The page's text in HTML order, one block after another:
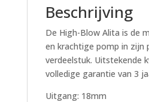
Beschrijving
De High-Blow Alita is de
en krachtige pomp in zijn
verdeelstuk. Uitstekende
volledige garantie van 3
Uitgang: 18mm